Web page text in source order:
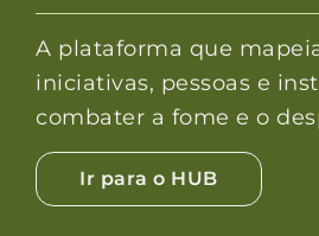
A plataforma que
iniciativas, pessoas e
combater a fome e o
Ir para o HUB